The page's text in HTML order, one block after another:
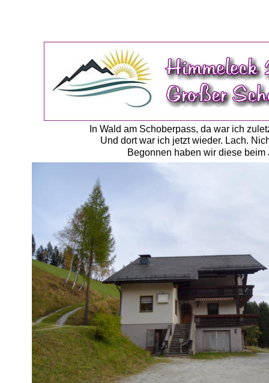
In Wald am Schoberpass, da war ich
Und dort war ich jetzt wieder. Lach.
Begonnen haben wir diese